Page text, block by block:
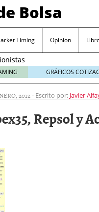
Bolsa
Timing Opinion
acción infravalorada y
30, 2024
los ETF de Bitcoin
Kings: empresas que
12, 2024
RealAdvisor: Una poderosa
GRÁFICOS
2012- Escrito por: Javier
Repsol y